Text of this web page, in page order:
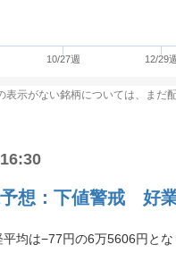
10/27週 12/29週
示がない銘柄については、まだ
予想：下値警戒 好
平均は−77円の6万5606円と